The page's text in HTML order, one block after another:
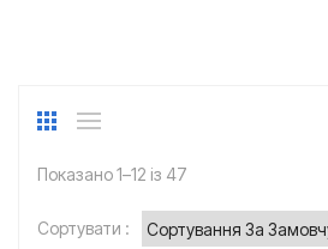
Показано 1–12 із 47
Сортувати :